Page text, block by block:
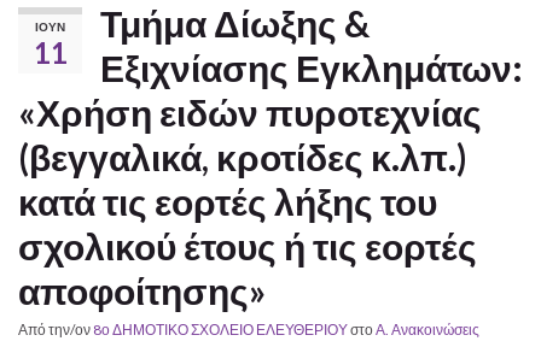
ΙΟΎΝ
11
Τμήμα Δίωξης &
Εξιχνίασης Εγκλημάτων:
«Χρήση ειδών πυροτεχνίας
(βεγγαλικά, κροτίδες κ.λπ.)
κατά τις εορτές λήξης του
σχολικού έτους ή τις εορτές
αποφοίτησης»
Από την/ον 8ο ΔΗΜΟΤΙΚΟ ΣΧΟΛΕΙΟ ΕΛΕΥΘΕΡΙΟΥστοΑ. Ανακοινώσεις